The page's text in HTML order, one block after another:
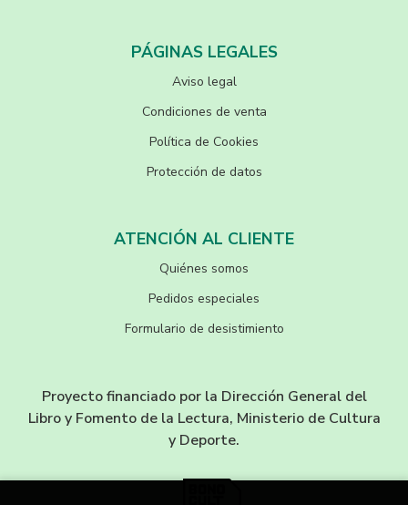
PÁGINAS LEGALES
Aviso legal
Condiciones de venta
Política de Cookies
Protección de datos
ATENCIÓN AL CLIENTE
Quiénes somos
Pedidos especiales
Formulario de desistimiento
Proyecto financiado por la Dirección General del
Libro y Fomento de la Lectura, Ministerio de Cultura
y Deporte.